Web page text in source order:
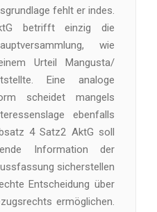
fehlt er indes.
betrifft einzig die
wie
Urteil Mangusta/
Eine analoge
scheidet mangels
ebenfalls
4 Satz2 AktG soll
Information der
sicherstellen
Entscheidung über
ermöglichen.